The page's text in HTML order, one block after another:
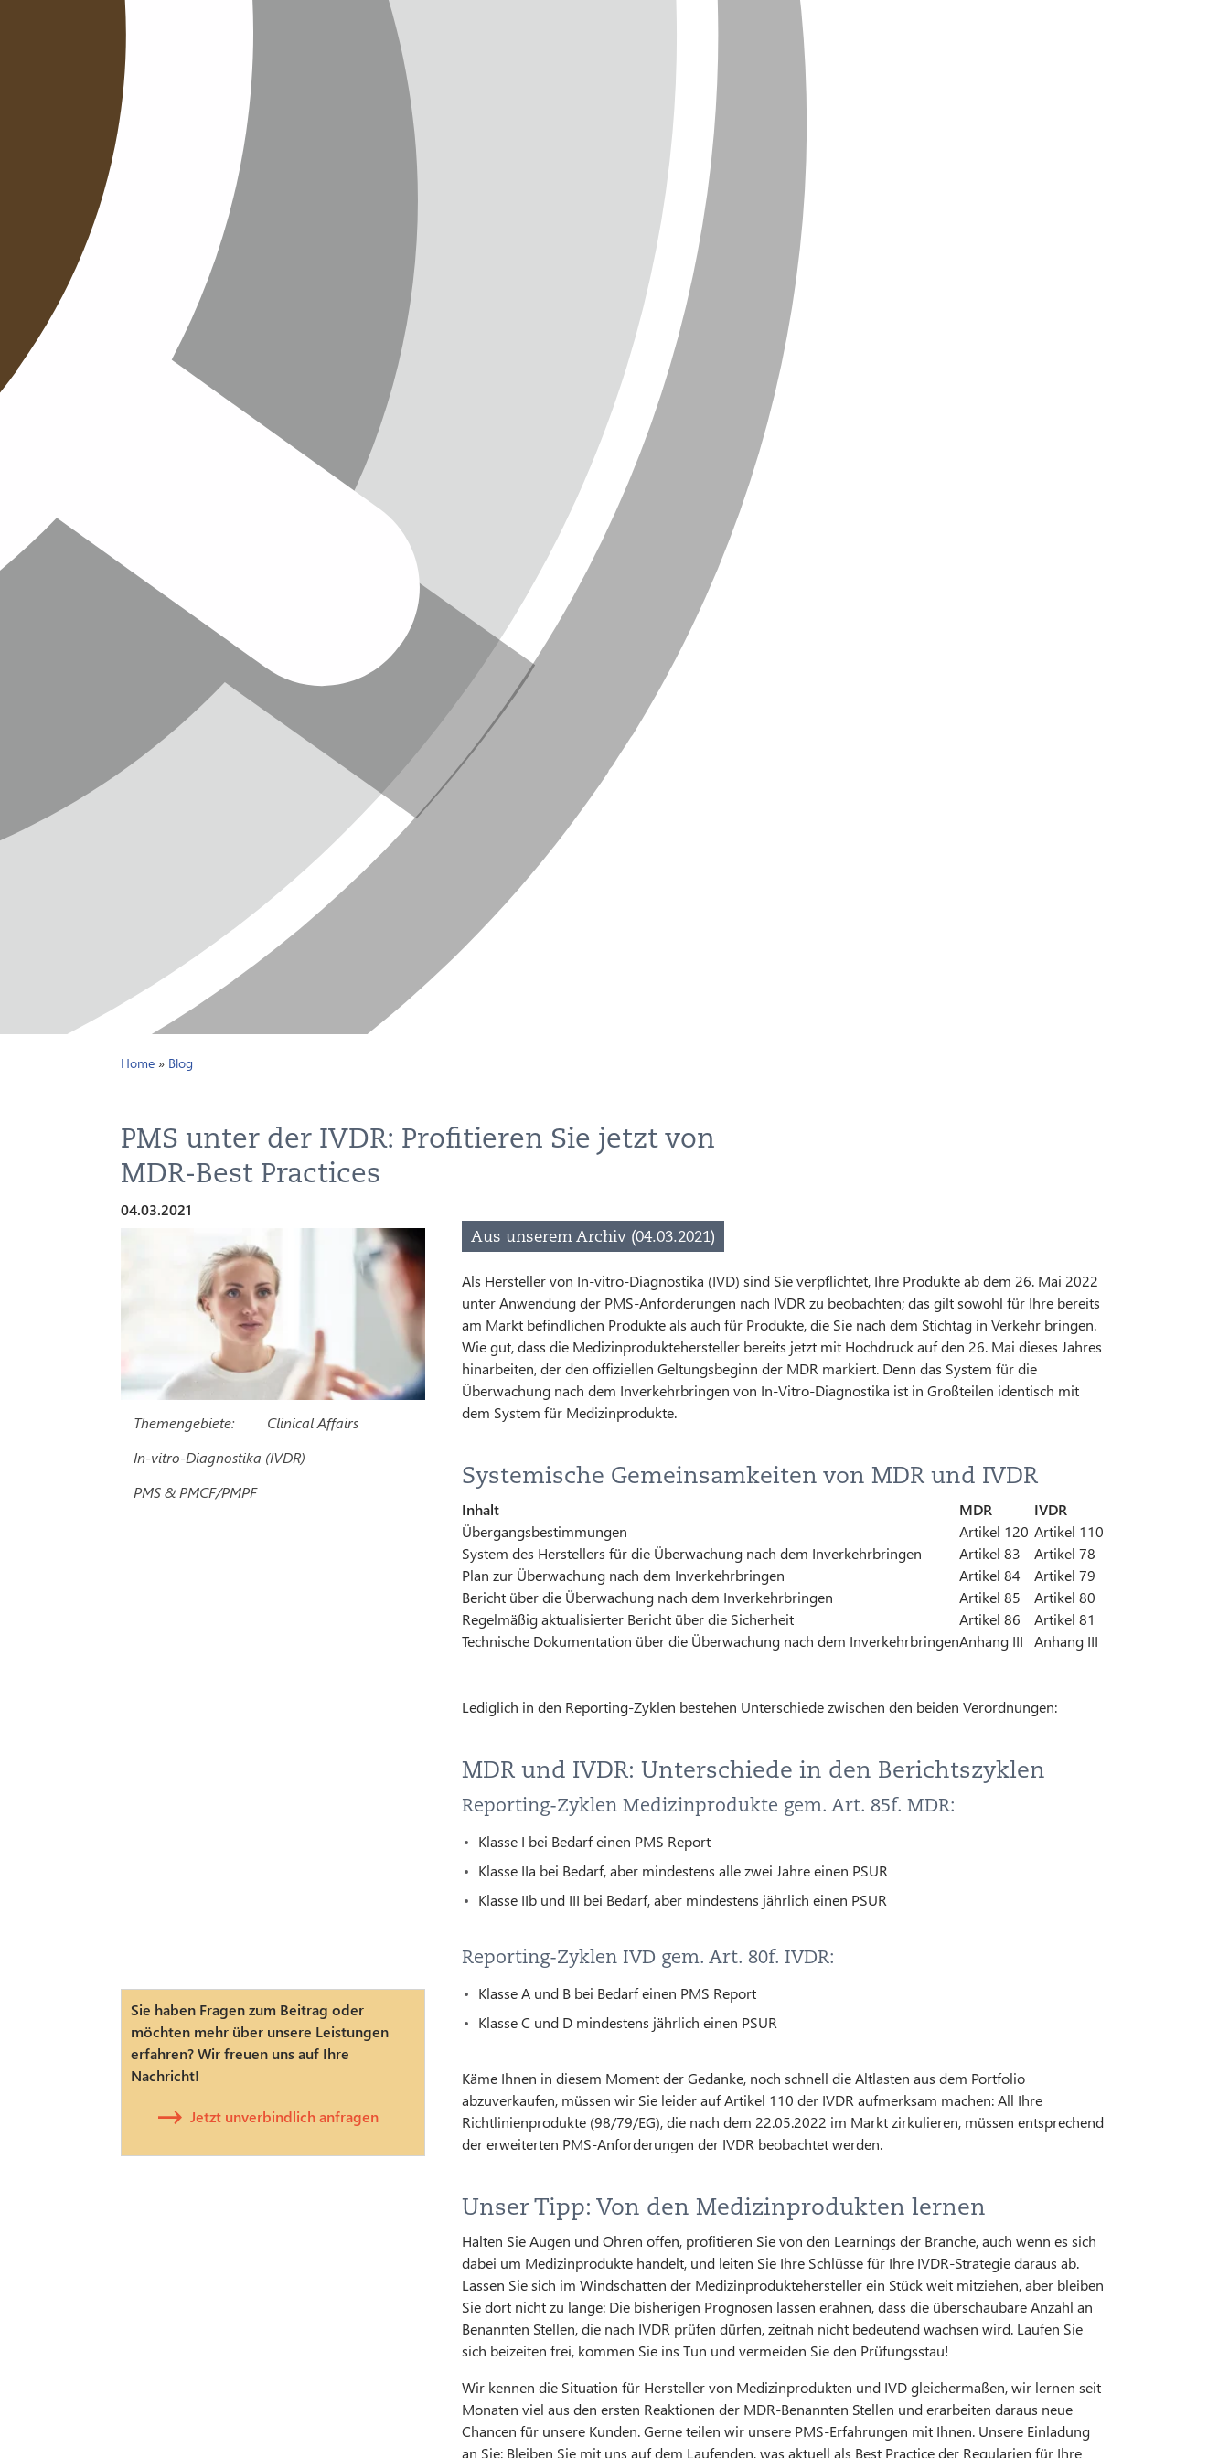
Home » Blog
PMS unter der IVDR: Profitieren Sie jetzt von
MDR-Best Practices
04.03.2021
Themengebiete:
Clinical Affairs
In-vitro-Diagnostika (IVDR)
PMS & PMCF/PMPF
Sie haben Fragen zum Beitrag oder
möchten mehr über unsere Leistungen
erfahren? Wir freuen uns auf Ihre
Nachricht!
Jetzt unverbindlich anfragen
Aus unserem Archiv (04.03.2021)
Als Hersteller von In-vitro-Diagnostika (IVD) sind Sie verpflichtet, Ihre Produkte ab dem 26. Mai 2022
unter Anwendung der PMS-Anforderungen nach IVDR zu beobachten; das gilt sowohl für Ihre bereits
am Markt befindlichen Produkte als auch für Produkte, die Sie nach dem Stichtag in Verkehr bringen.
Wie gut, dass die Medizinproduktehersteller bereits jetzt mit Hochdruck auf den 26. Mai dieses Jahres
hinarbeiten, der den offiziellen Geltungsbeginn der MDR markiert. Denn das System für die
Überwachung nach dem Inverkehrbringen von In-Vitro-Diagnostika ist in Großteilen identisch mit
dem System für Medizinprodukte.
Systemische Gemeinsamkeiten von MDR und IVDR
Inhalt MDR
IVDR
Übergangsbestimmungen
Artikel 120 Artikel 110
System des Herstellers für die Überwachung nach dem Inverkehrbringen
Artikel 83
Artikel 78
Plan zur Überwachung nach dem Inverkehrbringen
Artikel 84
Artikel 79
Bericht über die Überwachung nach dem Inverkehrbringen
Artikel 85
Artikel 80
Regelmäßig aktualisierter Bericht über die Sicherheit
Artikel 86
Artikel 81
Technische Dokumentation über die Überwachung nach dem InverkehrbringenAnhang IIIAnhang III
Lediglich in den Reporting-Zyklen bestehen Unterschiede zwischen den beiden Verordnungen:
MDR und IVDR: Unterschiede in den Berichtszyklen
Reporting-Zyklen Medizinprodukte gem. Art. 85f. MDR:
Klasse I bei Bedarf einen PMS Report
Klasse IIa bei Bedarf, aber mindestens alle zwei Jahre einen PSUR
Klasse IIb und III bei Bedarf, aber mindestens jährlich einen PSUR
Reporting-Zyklen IVD gem. Art. 80f. IVDR:
Klasse A und B bei Bedarf einen PMS Report
Klasse C und D mindestens jährlich einen PSUR
Käme Ihnen in diesem Moment der Gedanke, noch schnell die Altlasten aus dem Portfolio
abzuverkaufen, müssen wir Sie leider auf Artikel 110 der IVDR aufmerksam machen: All Ihre
Richtlinienprodukte (98/79/EG), die nach dem 22.05.2022 im Markt zirkulieren, müssen entsprechend
der erweiterten PMS-Anforderungen der IVDR beobachtet werden.
Unser Tipp: Von den Medizinprodukten lernen
Halten Sie Augen und Ohren offen, profitieren Sie von den Learnings der Branche, auch wenn es sich
dabei um Medizinprodukte handelt, und leiten Sie Ihre Schlüsse für Ihre IVDR-Strategie daraus ab.
Lassen Sie sich im Windschatten der Medizinproduktehersteller ein Stück weit mitziehen, aber bleiben
Sie dort nicht zu lange: Die bisherigen Prognosen lassen erahnen, dass die überschaubare Anzahl an
Benannten Stellen, die nach IVDR prüfen dürfen, zeitnah nicht bedeutend wachsen wird. Laufen Sie
sich beizeiten frei, kommen Sie ins Tun und vermeiden Sie den Prüfungsstau!
Wir kennen die Situation für Hersteller von Medizinprodukten und IVD gleichermaßen, wir lernen seit
Monaten viel aus den ersten Reaktionen der MDR-Benannten Stellen und erarbeiten daraus neue
Chancen für unsere Kunden. Gerne teilen wir unsere PMS-Erfahrungen mit Ihnen. Unsere Einladung
an Sie: Bleiben Sie mit uns auf dem Laufenden, was aktuell als Best Practice der Regularien für Ihre